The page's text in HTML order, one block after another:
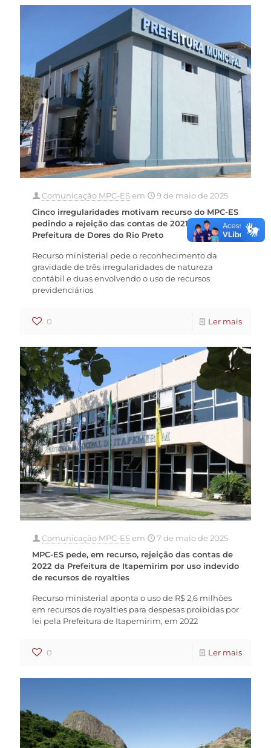
Comunicação MPC-ESem
9 de maio de 2025
Cinco irregularidades motivam recurso do MPC-ES
pedindo a rejeição das contas de 2021 da
Prefeitura de Dores do Rio Preto
Recurso ministerial pede o reconhecimento da
gravidade de três irregularidades de natureza
contábil e duas envolvendo o uso de recursos
previdenciários
0 Ler mais
Comunicação MPC-ESem
7 de maio de 2025
MPC-ES pede, em recurso, rejeição das contas de
2022 da Prefeitura de Itapemirim por uso indevido
de recursos de royalties
Recurso ministerial aponta o uso de R$ 2,6 milhões
em recursos de royalties para despesas proibidas por
lei pela Prefeitura de Itapemirim, em 2022
0 Ler mais